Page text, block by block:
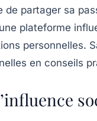
de partager sa
plateforme
personnelles.
en conseils